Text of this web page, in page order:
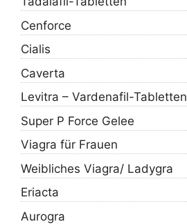
Cenforce
Cialis
Caverta
Levitra – Vardenafil-Tabletten
Super P Force Gelee
Viagra für Frauen
Weibliches Viagra/ Ladygra
Eriacta
Aurogra